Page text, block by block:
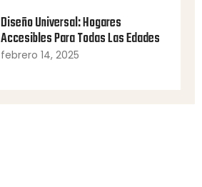
Diseño Universal: Hogares
Accesibles Para Todas Las Edades
febrero 14, 2025